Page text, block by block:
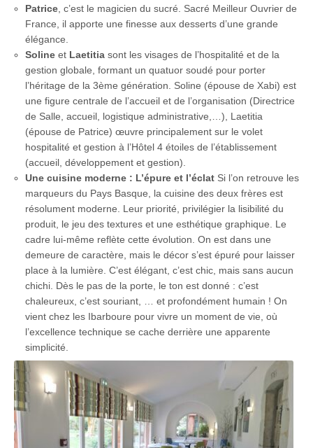
Patrice, c’est le magicien du sucré. Sacré Meilleur Ouvrier de
France, il apporte une finesse aux desserts d’une grande
élégance.
Solineet Laetitiasont les visages de l’hospitalité et de la
gestion globale, formant un quatuor soudé pour porter
l’héritage de la 3ème génération. Soline (épouse de Xabi) est
une figure centrale de l’accueil et de l’organisation (Directrice
de Salle, accueil, logistique administrative,…), Laetitia
(épouse de Patrice) œuvre principalement sur le volet
hospitalité et gestion à l’Hôtel 4 étoiles de l’établissement
(accueil, développement et gestion).
Une cuisine moderne : L’épure et l’éclat Si l’on retrouve les
marqueurs du Pays Basque, la cuisine des deux frères est
résolument moderne. Leur priorité, privilégier la lisibilité du
produit, le jeu des textures et une esthétique graphique. Le
cadre lui-même reflète cette évolution. On est dans une
demeure de caractère, mais le décor s’est épuré pour laisser
place à la lumière. C’est élégant, c’est chic, mais sans aucun
chichi. Dès le pas de la porte, le ton est donné : c’est
chaleureux, c’est souriant, … et profondément humain ! On
vient chez les Ibarboure pour vivre un moment de vie, où
l’excellence technique se cache derrière une apparente
simplicité.